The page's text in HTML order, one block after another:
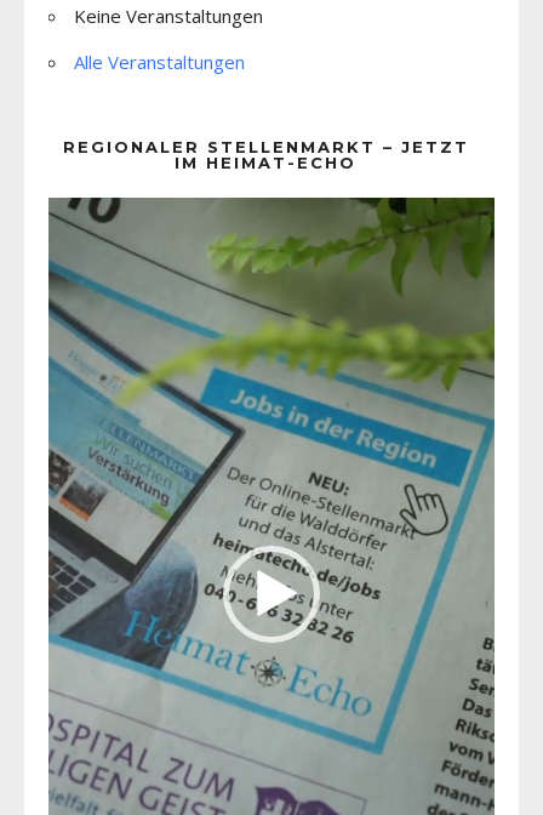
Keine Veranstaltungen
Alle Veranstaltungen
REGIONALER STELLENMARKT – JETZT
IM HEIMAT-ECHO
Player